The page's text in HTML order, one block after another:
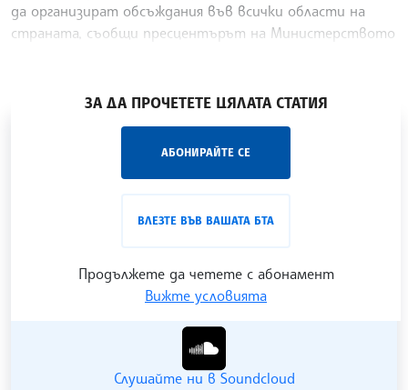
да организират обсъждания във всички области на
страната, съобщи пресцентърът на Министерството
ЗА ДА ПРОЧЕТЕТЕ ЦЯЛАТА СТАТИЯ
АБОНИРАЙТЕ СЕ
ВЛЕЗТЕ ВЪВ ВАШАТА БТА
Продължете да четете с абонамент
Вижте условията
„Час ЛИК“ на БТА е мястото за срещи отблизо с
Гледайте ни в YouTube
Слушайте ни в Soundcloud